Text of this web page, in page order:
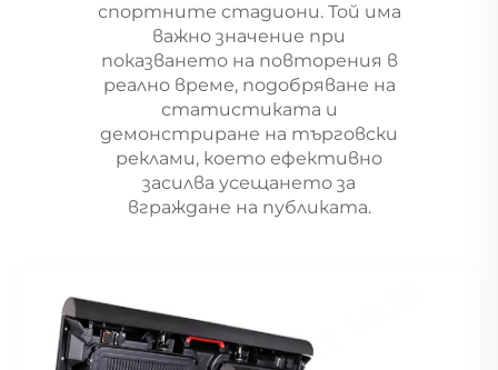
спортните стадиони. Той има
важно значение при
показването на повторения в
реално време, подобряване на
статистиката и
демонстриране на търговски
реклами, което ефективно
засилва усещането за
вграждане на публиката.